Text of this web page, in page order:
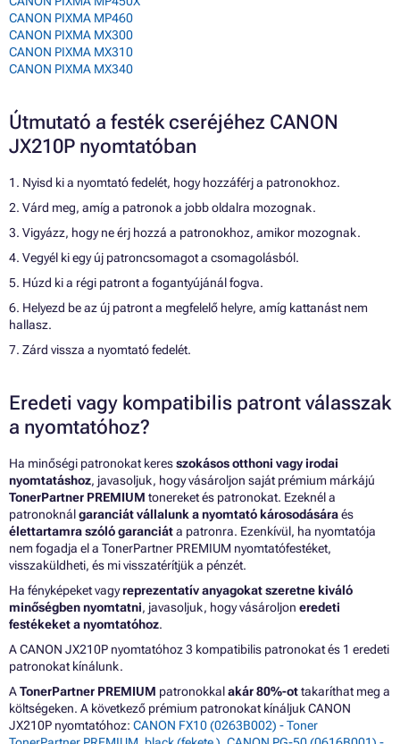
CANON PIXMA MP460
CANON PIXMA MX300
CANON PIXMA MX310
CANON PIXMA MX340
Útmutató a festék cseréjéhez CANON
JX210P nyomtatóban
1. Nyisd ki a nyomtató fedelét, hogy hozzáférj a patronokhoz.
2. Várd meg, amíg a patronok a jobb oldalra mozognak.
3. Vigyázz, hogy ne érj hozzá a patronokhoz, amikor mozognak.
4. Vegyél ki egy új patroncsomagot a csomagolásból.
5. Húzd ki a régi patront a fogantyújánál fogva.
6. Helyezd be az új patront a megfelelő helyre, amíg kattanást nem
hallasz.
7. Zárd vissza a nyomtató fedelét.
Eredeti vagy kompatibilis patront válasszak
a nyomtatóhoz?
Ha minőségi patronokat keresszokásos otthoni vagy irodai
nyomtatáshoz, javasoljuk, hogy vásároljon saját prémium márkájú
TonerPartner PREMIUM tonereket és patronokat. Ezeknél a
patronoknálgaranciát vállalunk a nyomtató károsodásáraés
élettartamra szóló garanciáta patronra. Ezenkívül, ha nyomtatója
nem fogadja el a TonerPartner PREMIUM nyomtatófestéket,
visszaküldheti, és mi visszatérítjük a pénzét.
Ha fényképeket vagyreprezentatív anyagokat szeretne kiváló
minőségben nyomtatni, javasoljuk, hogy vásároljon eredeti
festékeket a nyomtatóhoz.
A CANON JX210P nyomtatóhoz 3 kompatibilis patronokat és 1 eredeti
patronokat kínálunk.
ATonerPartner PREMIUM patronokkalakár 80%-ottakaríthat meg a
költségeken. A következő prémium patronokat kínáljuk CANON
JX210P nyomtatóhoz: CANON FX10 (0263B002) - Toner